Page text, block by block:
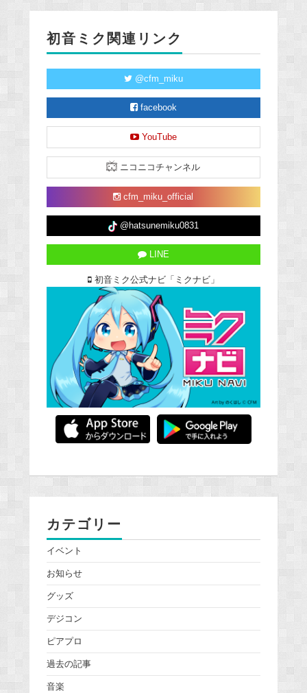
初音ミク関連リンク
@cfm_miku
facebook
YouTube
ニコニコチャンネル
cfm_miku_official
@hatsunemiku0831
LINE
初音ミク公式ナビ「ミクナビ」
カテゴリー
イベント
お知らせ
グッズ
デジコン
ピアプロ
過去の記事
音楽